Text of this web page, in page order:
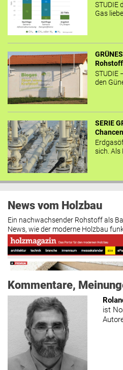
STUDIE
Gas
STUDIE
den
SERIE
sich. Als
News vom Holzbau
Ein nachwachsender Rohstoff als
News, wie der moderne Holzbau
www.holzmagazin.com
Kommentare,
ist